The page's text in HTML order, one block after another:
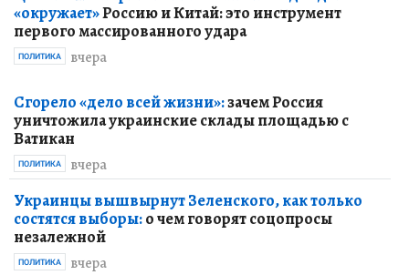
«окружает»Россию и Китай: это инструмент
первого массированного удара
вчера
ПОЛИТИКА
Сгорело «дело всей жизни»:зачем Россия
уничтожила украинские склады площадью с
Ватикан
вчера
ПОЛИТИКА
Украинцы вышвырнут Зеленского, как только
состятся выборы:о чем говорят соцопросы
незалежной
вчера
ПОЛИТИКА